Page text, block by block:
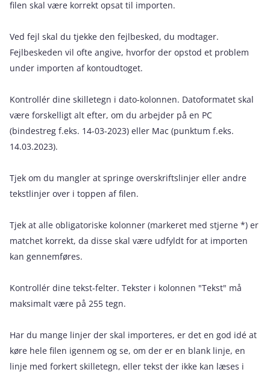
filen skal være korrekt opsat til importen.
Ved fejl skal du tjekke den fejlbesked, du modtager.
Fejlbeskeden vil ofte angive, hvorfor der opstod et problem
under importen af kontoudtoget.
Kontrollér dine skilletegn i dato-kolonnen. Datoformatet skal
være forskelligt alt efter, om du arbejder på en PC
(bindestreg f.eks. 14-03-2023) eller Mac (punktum f.eks.
14.03.2023).
Tjek om du mangler at springe overskriftslinjer eller andre
tekstlinjer over i toppen af filen.
Tjek at alle obligatoriske kolonner (markeret med stjerne *) er
matchet korrekt, da disse skal være udfyldt for at importen
kan gennemføres.
Kontrollér dine tekst-felter. Tekster i kolonnen "Tekst" må
maksimalt være på 255 tegn.
Har du mange linjer der skal importeres, er det en god idé at
køre hele filen igennem og se, om der er en blank linje, en
linje med forkert skilletegn, eller tekst der ikke kan læses i